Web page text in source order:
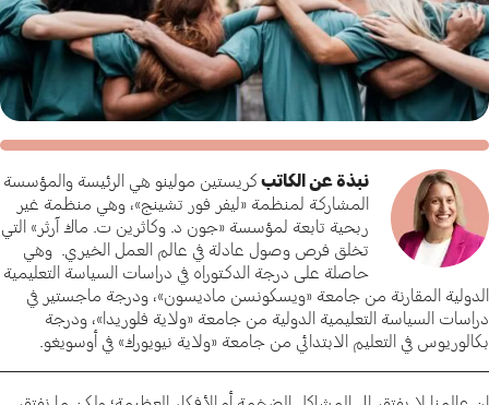
نبذة عن الكاتب كريستين مولينو هي الرئيسة والمؤسسة
المشاركة لمنظمة «ليفر فور تشينج»، وهي منظمة غير
ربحية تابعة لمؤسسة «جون د. وكاثرين ت. ماك آرثر» التي
تخلق فرص وصول عادلة في عالم العمل الخيري. وهي
حاصلة على درجة الدكتوراه في دراسات السياسة التعليمية
الدولية المقارنة من جامعة «ويسكونسن ماديسون»، ودرجة ماجستير في
دراسات السياسة التعليمية الدولية من جامعة «ولاية فلوريدا»، ودرجة
بكالوريوس في التعليم الابتدائي من جامعة «ولاية نيويورك» في أوسويغو.